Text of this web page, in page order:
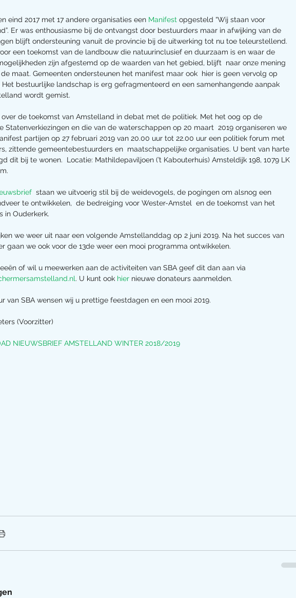
eind 2017 met 17 andere organisaties een Manifest opgesteld “Wij staan voor
Er was enthousiasme bij de ontvangst door bestuurders maar in afwijking van de
blijft ondersteuning vanuit de provincie bij de uitwerking tot nu toe teleurstellend.
een toekomst van de landbouw die natuurinclusief en duurzaam is en waar de
zijn afgestemd op de waarden van het gebied, blijft  naar onze mening
maat. Gemeenten ondersteunen het manifest maar ook  hier is geen vervolg op
Het bestuurlijke landschap is erg gefragmenteerd en een samenhangende aanpak
wordt gemist.
de toekomst van Amstelland in debat met de politiek. Met het oog op de
Statenverkiezingen en die van de waterschappen op 20 maart  2019 organiseren we
partijen op 27 februari 2019 van 20.00 uur tot 22.00 uur een politiek forum met
zittende gemeentebestuurders en  maatschappelijke organisaties. U bent van harte
dit bij te wonen.  Locatie: Mathildepaviljoen (’t Kabouterhuis) Amsteldijk 198, 1079 LK
staan we uitvoerig stil bij de weidevogels, de pogingen om alsnog een
te ontwikkelen,  de bedreiging voor Wester-Amstel  en de toekomst van het
in Ouderkerk.
we weer uit naar een volgende Amstellanddag op 2 juni 2019. Na het succes van
gaan we ook voor de 13de weer een mooi programma ontwikkelen.
of wil u meewerken aan de activiteiten van SBA geef dit dan aan via
. U kunt ook hier nieuwe donateurs aanmelden.
van SBA wensen wij u prettige feestdagen en een mooi 2019.
(Voorzitter)
NIEUWSBRIEF AMSTELLAND WINTER 2018/2019